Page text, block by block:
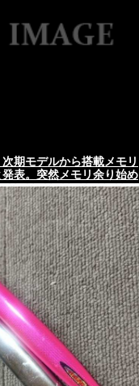
期モデルから搭載メモリ
表。突然メモリ余り始め